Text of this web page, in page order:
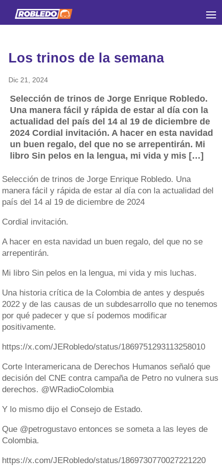
Los trinos de la semana
Dic 21, 2024
Selección de trinos de Jorge Enrique Robledo.
Una manera fácil y rápida de estar al día con la
actualidad del país del 14 al 19 de diciembre de
2024 Cordial invitación. A hacer en esta navidad
un buen regalo, del que no se arrepentirán. Mi
libro Sin pelos en la lengua, mi vida y mis […]
Selección de trinos de Jorge Enrique Robledo. Una
manera fácil y rápida de estar al día con la actualidad del
país del 14 al 19 de diciembre de 2024
Cordial invitación.
A hacer en esta navidad un buen regalo, del que no se
arrepentirán.
Mi libro Sin pelos en la lengua, mi vida y mis luchas.
Una historia crítica de la Colombia de antes y después
2022 y de las causas de un subdesarrollo que no tenemos
por qué padecer y que sí podemos modificar
positivamente.
https://x.com/JERobledo/status/1869751293113258010
Corte Interamericana de Derechos Humanos señaló que
decisión del CNE contra campaña de Petro no vulnera sus
derechos. @WRadioColombia
Y lo mismo dijo el Consejo de Estado.
Que @petrogustavo entonces se someta a las leyes de
Colombia.
https://x.com/JERobledo/status/1869730770027221220